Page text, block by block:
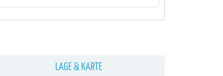
LAGE & KARTE